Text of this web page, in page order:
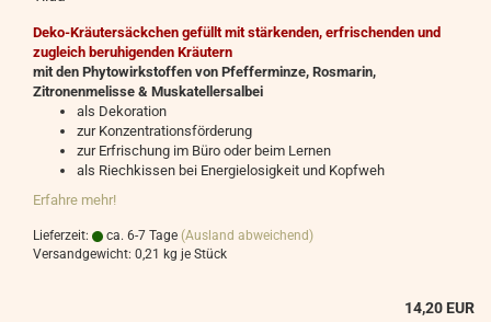
Deko-Kräutersäckchen gefüllt mit stärkenden, erfrischenden und
zugleich beruhigenden Kräutern
mit den Phytowirkstoffen von Pfefferminze, Rosmarin,
Zitronenmelisse & Muskatellersalbei
als Dekoration
zur Konzentrationsförderung
zur Erfrischung im Büro oder beim Lernen
als Riechkissen bei Energielosigkeit und Kopfweh
Erfahre mehr!
Lieferzeit: ca. 6-7 Tage (Ausland abweichend)
Versandgewicht: 0,21 kg je Stück
14,20 EUR